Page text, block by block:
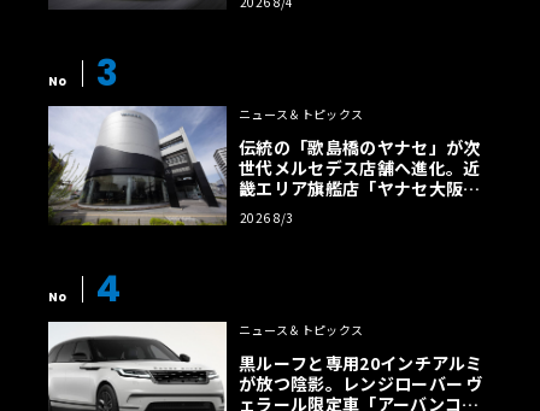
【画像38枚】
No 3
ニュース＆トピックス
伝統の「歌島橋のヤナセ」が次
世代メルセデス店舗へ進化。近
畿エリア旗艦店「ヤナセ大阪支
店」がリニューアル
2026 8/3
No 4
ニュース＆トピックス
黒ルーフと専用20インチアルミ
が放つ陰影。レンジローバー ヴ
ェラール限定車「アーバンコン